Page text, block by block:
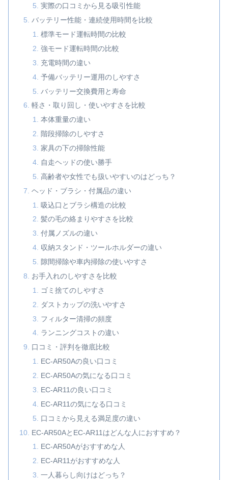
実際の口コミから見る吸引性能
バッテリー性能・連続使用時間を比較
標準モード運転時間の比較
強モード運転時間の比較
充電時間の違い
予備バッテリー運用のしやすさ
バッテリー交換費用と寿命
軽さ・取り回し・使いやすさを比較
本体重量の違い
階段掃除のしやすさ
家具の下の掃除性能
自走ヘッドの使い勝手
高齢者や女性でも扱いやすいのはどっち？
ヘッド・ブラシ・付属品の違い
吸込口とブラシ構造の比較
髪の毛の絡まりやすさを比較
付属ノズルの違い
収納スタンド・ツールホルダーの違い
隙間掃除や車内掃除の使いやすさ
お手入れのしやすさを比較
ゴミ捨てのしやすさ
ダストカップの洗いやすさ
フィルター清掃の頻度
ランニングコストの違い
口コミ・評判を徹底比較
EC-AR50Aの良い口コミ
EC-AR50Aの気になる口コミ
EC-AR11の良い口コミ
EC-AR11の気になる口コミ
口コミから見える満足度の違い
EC-AR50AとEC-AR11はどんな人におすすめ？
EC-AR50Aがおすすめな人
EC-AR11がおすすめな人
一人暮らし向けはどっち？